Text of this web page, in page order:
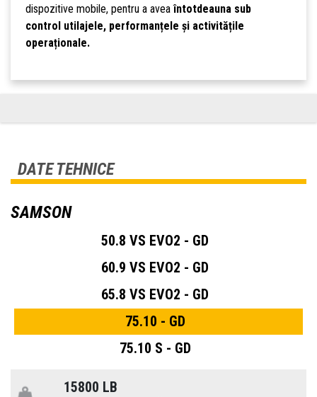
dispozitive mobile, pentru a aveaîntotdeauna sub
control utilajele, performanțele și activitățile
operaționale.
DATE TEHNICE
SAMSON
50.8 VS EVO2 - GD
60.9 VS EVO2 - GD
65.8 VS EVO2 - GD
75.10 - GD
75.10 S - GD
15800 LB